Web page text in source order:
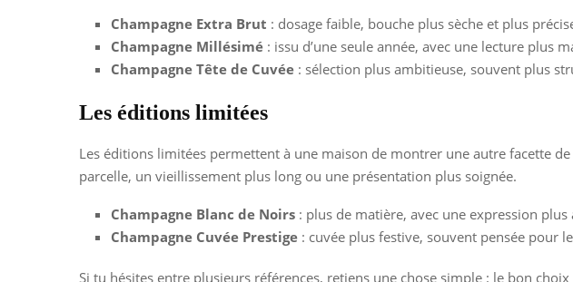
Champagne Extra Brut : dosage faible, bouche plus sèche et plus
Champagne Millésimé : issu d’une seule année, avec une lecture plus
Champagne Tête de Cuvée : sélection plus ambitieuse, souvent plus
Les éditions limitées
Les éditions limitées permettent à une maison de montrer une autre facette
parcelle, un vieillissement plus long ou une présentation plus soignée.
Champagne Blanc de Noirs : plus de matière, avec une expression plus
Champagne Cuvée Prestige : cuvée plus festive, souvent pensée pour
Si tu hésites entre plusieurs références, retiens une chose simple : le bon